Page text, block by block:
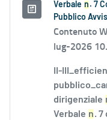
Verbale n . 7
Pubblico
Contenuto
lug-2026
II-
dirigenziale
Verbale n. 7